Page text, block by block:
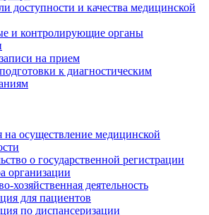
доступности и качества медицинской
и контролирующие органы
на прием
к диагностическим
на осуществление медицинской
о государственной регистрации
организации
хозяйственная деятельность
для пациентов
по диспансеризации